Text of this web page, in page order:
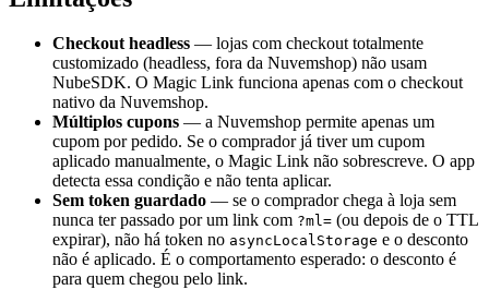
Checkout headless — lojas com checkout totalmente
customizado (headless, fora da Nuvemshop) não usam
NubeSDK. O Magic Link funciona apenas com o checkout
nativo da Nuvemshop.
Múltiplos cupons — a Nuvemshop permite apenas um
cupom por pedido. Se o comprador já tiver um cupom
aplicado manualmente, o Magic Link não sobrescreve. O app
detecta essa condição e não tenta aplicar.
Sem token guardado — se o comprador chega à loja sem
nunca ter passado por um link com ?ml= (ou depois de o TTL
expirar), não há token no asyncLocalStorage e o desconto
não é aplicado. É o comportamento esperado: o desconto é
para quem chegou pelo link.